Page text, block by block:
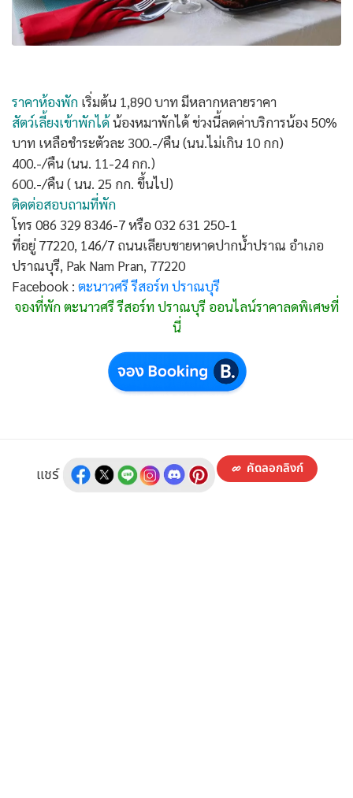
ราคาห้องพัก เริ่มต้น 1,890 บาท มีหลากหลายราคา
สัตว์เลี้ยงเข้าพักได้น้องหมาพักได้ ช่วงนี้ลดค่าบริการน้อง 50%
บาท เหลือชำระตัวละ 300.-/คืน (นน.ไม่เกิน 10 กก)
400.-/คืน (นน. 11-24 กก.)
600.-/คืน ( นน. 25 กก. ขึ้นไป)
ติดต่อสอบถามที่พัก
โทร 086 329 8346-7 หรือ 032 631 250-1
ที่อยู่ 77220, 146/7 ถนนเลียบชายหาดปากน้ำปราณ อำเภอ
ปราณบุรี, Pak Nam Pran, 77220
Facebook : ตะนาวศรี รีสอร์ท ปราณบุรี
จองที่พัก ตะนาวศรี รีสอร์ท ปราณบุรี ออนไลน์ราคาลดพิเศษที่
นี่
แชร์ คัดลอกลิงก์